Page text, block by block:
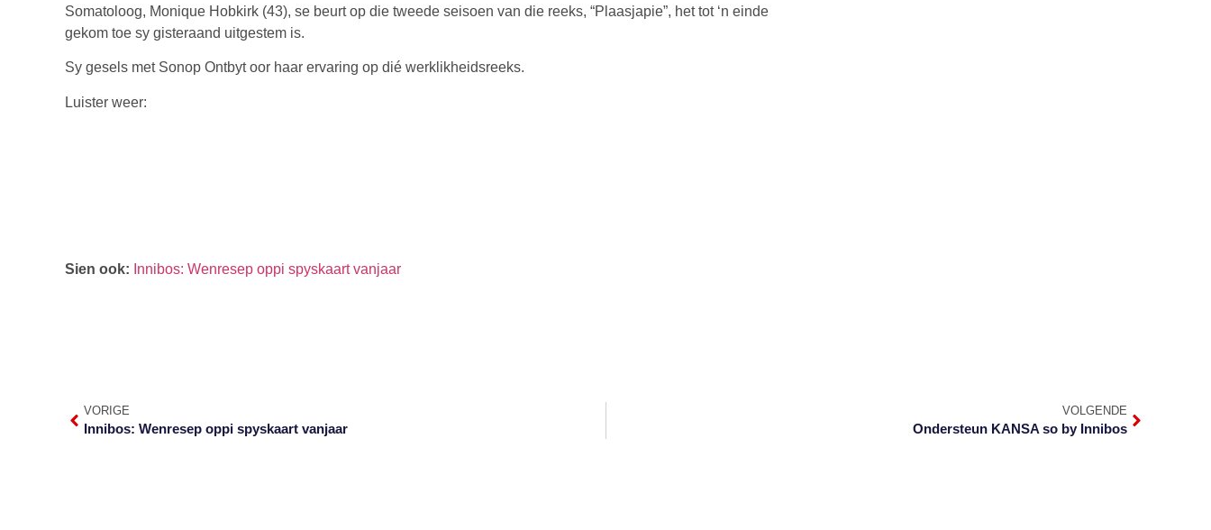
Somatoloog, Monique Hobkirk (43), se beurt op die tweede seisoen van die reeks, “Plaasjapie”, het tot ‘n einde
gekom toe sy gisteraand uitgestem is.
Sy gesels met Sonop Ontbyt oor haar ervaring op dié werklikheidsreeks.
Luister weer:
Sien ook: Innibos: Wenresep oppi spyskaart vanjaar
VORIGE
Innibos: Wenresep oppi spyskaart vanjaar
VOLGENDE
Ondersteun KANSA so by Innibos